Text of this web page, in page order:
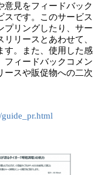
意見をフィードバック
スです。このサービス
プリングしたり、サー
リースとあわせて、
す。また、使用した感
フィードバックコメン
ースや販促物への二次